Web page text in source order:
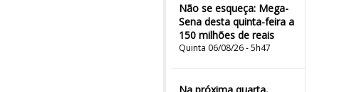
Não se esqueça: Mega-
Sena desta quinta-feira a
150 milhões de reais
Quinta 06/08/26 - 5h47